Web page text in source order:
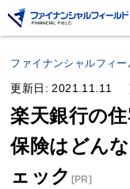
ファイナンシャルフィー
更新日: 2021.11.11
楽天銀行の
保険はどん
ェック [PR]